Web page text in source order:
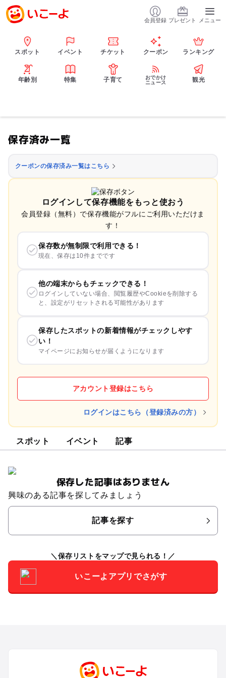
会員登録 プレゼント メニュー
スポット イベント チケット クーポン ランキング
年齢別 特集 子育て
おでかけ
ニュース
観光
保存済み一覧
クーポンの保存済み一覧はこちら
ログインして保存機能をもっと使おう
会員登録（無料）で保存機能がフルにご利用いただけま
す！
保存数が無制限で利用できる！
現在、保存は10件までです
他の端末からもチェックできる！
ログインしていない場合、閲覧履歴やCookieを削除する
と、設定がリセットされる可能性があります
保存したスポットの新着情報がチェックしやす
い！
マイページにお知らせが届くようになります
アカウント登録はこちら
ログインはこちら（登録済みの方）
スポット イベント 記事
保存した記事はありません
興味のある記事を探してみましょう
記事を探す
保存リストをマップで見られる！
いこーよアプリでさがす